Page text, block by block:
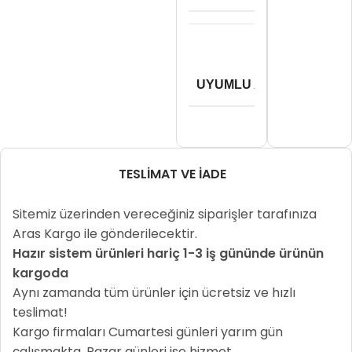
UYUMLU ANAKARTLAR
TESLIMAT VE İADE
Sitemiz üzerinden vereceğiniz siparişler tarafınıza
Aras Kargo ile gönderilecektir.
Hazır sistem ürünleri hariç 1-3 iş gününde ürünün
kargoda
Aynı zamanda tüm ürünler için ücretsiz ve hızlı
teslimat!
Kargo firmaları Cumartesi günleri yarım gün